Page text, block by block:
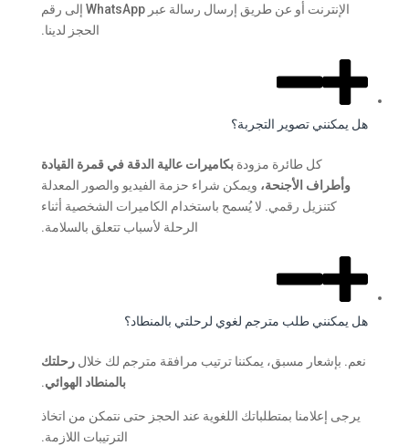
الإنترنت أو عن طريق إرسال رسالة عبر WhatsApp إلى رقم
الحجز لدينا.
هل يمكنني تصوير التجربة؟
كل طائرة مزودةبكاميرات عالية الدقة في قمرة القيادة
وأطراف الأجنحة، ويمكن شراء حزمة الفيديو والصور المعدلة
كتنزيل رقمي. لا يُسمح باستخدام الكاميرات الشخصية أثناء
الرحلة لأسباب تتعلق بالسلامة.
هل يمكنني طلب مترجم لغوي لرحلتي بالمنطاد؟
نعم. بإشعار مسبق، يمكننا ترتيب مرافقة مترجم لك خلالرحلتك
بالمنطاد الهوائي.
يرجى إعلامنا بمتطلباتك اللغوية عند الحجز حتى نتمكن من اتخاذ
الترتيبات اللازمة.